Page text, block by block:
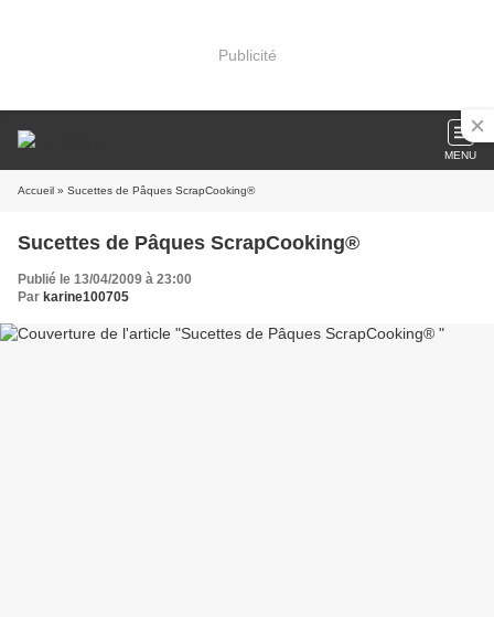
Publicité
MENU
Accueil » Sucettes de Pâques ScrapCooking®
Sucettes de Pâques ScrapCooking®
Publié le 13/04/2009 à 23:00
Par karine100705